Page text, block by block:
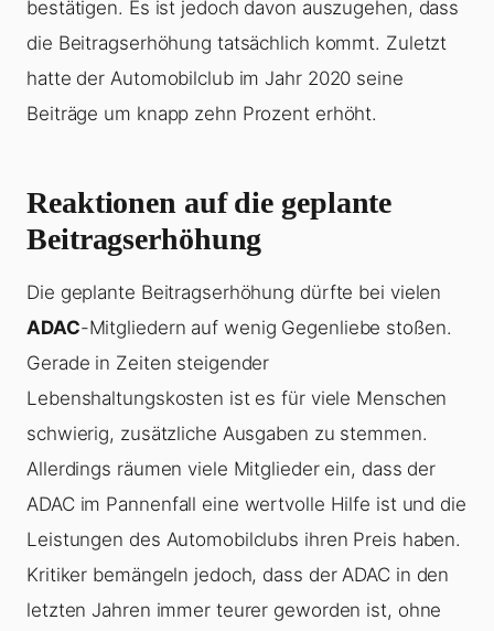
bestätigen. Es ist jedoch davon auszugehen, dass
die Beitragserhöhung tatsächlich kommt. Zuletzt
hatte der Automobilclub im Jahr 2020 seine
Beiträge um knapp zehn Prozent erhöht.
Reaktionen auf die geplante
Beitragserhöhung
Die geplante Beitragserhöhung dürfte bei vielen
ADAC-Mitgliedern auf wenig Gegenliebe stoßen.
Gerade in Zeiten steigender
Lebenshaltungskosten ist es für viele Menschen
schwierig, zusätzliche Ausgaben zu stemmen.
Allerdings räumen viele Mitglieder ein, dass der
ADAC im Pannenfall eine wertvolle Hilfe ist und die
Leistungen des Automobilclubs ihren Preis haben.
Kritiker bemängeln jedoch, dass der ADAC in den
letzten Jahren immer teurer geworden ist, ohne